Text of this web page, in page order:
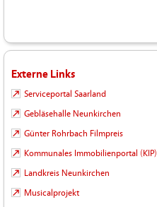
Externe Links
Serviceportal Saarland
Gebläsehalle Neunkirchen
Günter Rohrbach Filmpreis
Kommunales Immobilienportal (KIP)
Landkreis Neunkirchen
Musicalprojekt